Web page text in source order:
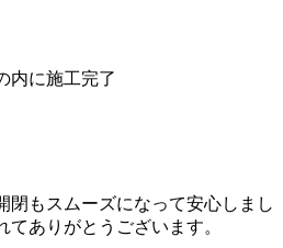
内に施工完了
閉もスムーズになって安心しまし
ありがとうございます。